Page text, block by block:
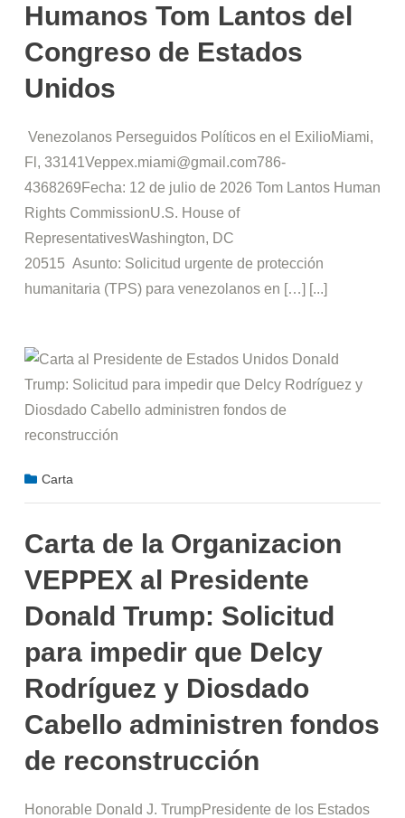
Humanos Tom Lantos del
Congreso de Estados
Unidos
Venezolanos Perseguidos Políticos en el ExilioMiami,
Fl, 33141Veppex.miami@gmail.com786-
4368269Fecha: 12 de julio de 2026 Tom Lantos Human
Rights CommissionU.S. House of
RepresentativesWashington, DC
20515 Asunto: Solicitud urgente de protección
humanitaria (TPS) para venezolanos en […] [...]
Carta
Carta de la Organizacion
VEPPEX al Presidente
Donald Trump: Solicitud
para impedir que Delcy
Rodríguez y Diosdado
Cabello administren fondos
de reconstrucción
Honorable Donald J. TrumpPresidente de los Estados